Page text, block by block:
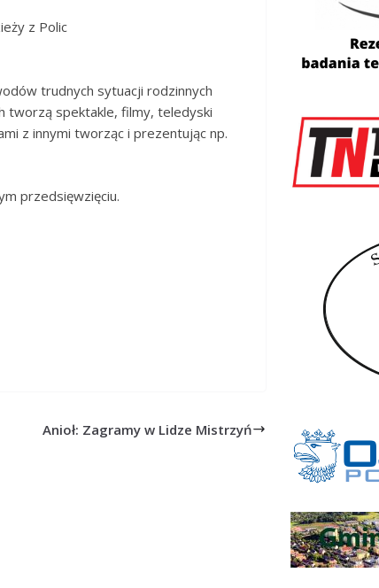
z Polic
trudnych sytuacji rodzinnych
tworzą spektakle, filmy, teledyski
z innymi tworząc i prezentując np.
przedsięwzięciu.
Anioł: Zagramy w Lidze Mistrzyń